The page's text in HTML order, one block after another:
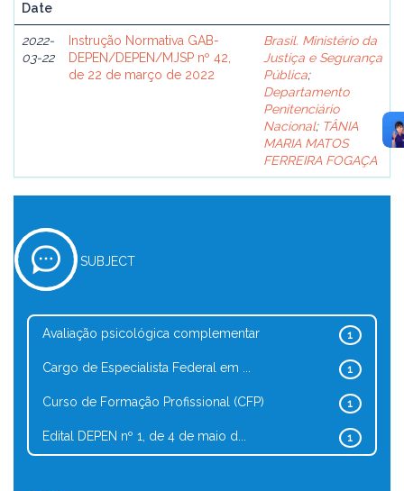
Date
2022-
03-22
Instrução Normativa GAB-
DEPEN/DEPEN/MJSP nº 42,
de 22 de março de 2022
Brasil. Ministério da
Justiça e Segurança
Pública;
Departamento
Penitenciário
Nacional; TÂNIA
MARIA MATOS
FERREIRA FOGAÇA
SUBJECT
1
Avaliação psicológica complementar
1
Cargo de Especialista Federal em ...
1
Curso de Formação Profissional (CFP)
1
Edital DEPEN nº 1, de 4 de maio d...